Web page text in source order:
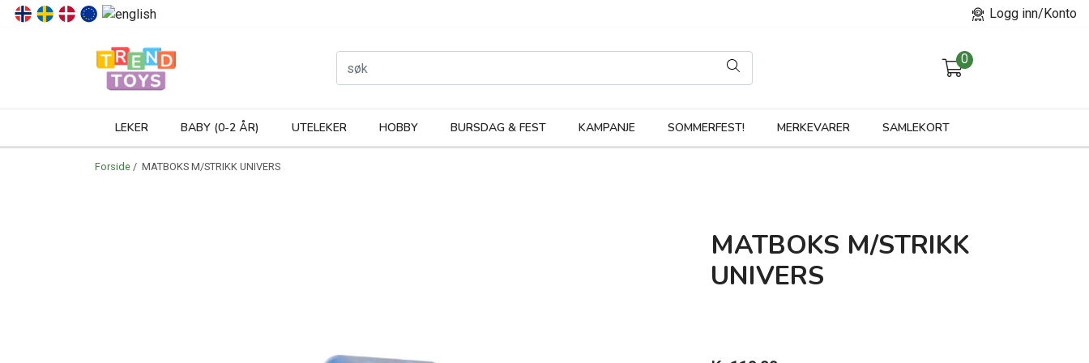
Logg inn/Konto
0
LEKER BABY (0-2 ÅR) UTELEKER HOBBY BURSDAG & FEST KAMPANJE SOMMERFEST! MERKEVARER SAMLEKORT
Forside / MATBOKS M/STRIKK UNIVERS
MATBOKS M/STRIKK
UNIVERS